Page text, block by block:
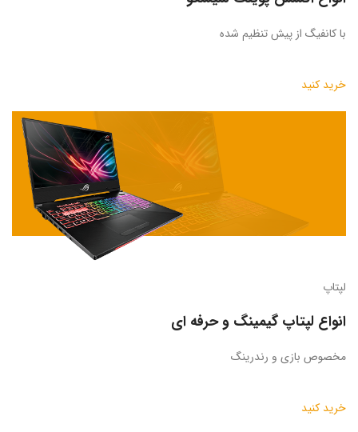
با کانفیگ از پیش تنظیم شده
خرید کنید
لپتاپ
انواع لپتاپ گیمینگ و حرفه ای
مخصوص بازی و رندرینگ
خرید کنید